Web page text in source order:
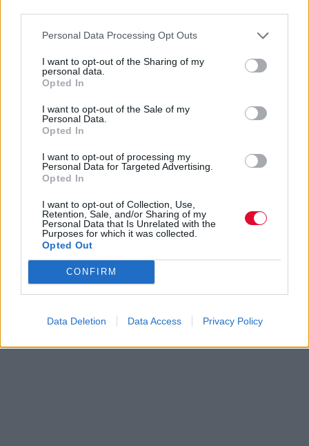
Personal Data Processing Opt Outs
I want to opt-out of the Sharing of my
personal data.
Opted In
I want to opt-out of the Sale of my
Personal Data.
Opted In
I want to opt-out of processing my
Personal Data for Targeted Advertising.
Opted In
I want to opt-out of Collection, Use,
Retention, Sale, and/or Sharing of my
Personal Data that Is Unrelated with the
Purposes for which it was collected.
Opted Out
CONFIRM
Data Deletion Data Access Privacy Policy